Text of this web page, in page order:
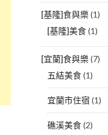
[基隆]食與樂(1)
[基隆]美食(1)
[宜蘭]食與樂(7)
五結美食(1)
宜蘭市住宿 (1)
礁溪美食(2)